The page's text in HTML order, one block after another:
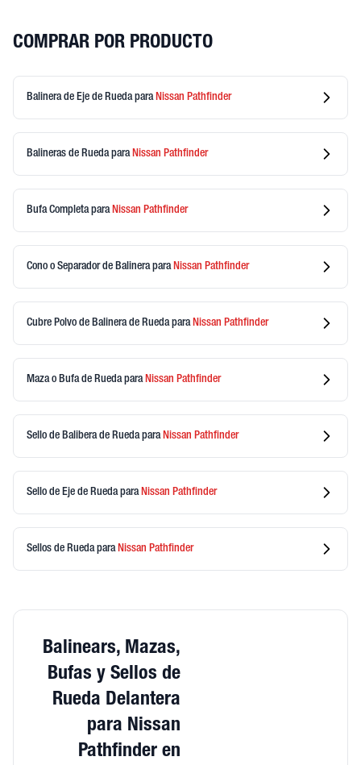
COMPRAR POR PRODUCTO
Balinera de Eje de Ruedapara Nissan Pathfinder
Balineras de Ruedapara Nissan Pathfinder
Bufa Completapara Nissan Pathfinder
Cono o Separador de Balinerapara Nissan Pathfinder
Cubre Polvo de Balinera de Ruedapara Nissan Pathfinder
Maza o Bufa de Ruedapara Nissan Pathfinder
Sello de Balibera de Ruedapara Nissan Pathfinder
Sello de Eje de Ruedapara Nissan Pathfinder
Sellos de Ruedapara Nissan Pathfinder
Balinears, Mazas,
Bufas y Sellos de
Rueda Delantera
para Nissan
Pathfinder en